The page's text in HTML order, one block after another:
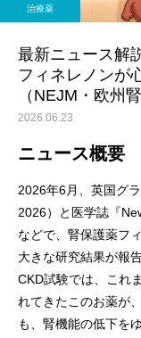
治療薬
最新ニュース解
フィネレノンが
（NEJM・欧州
2026.06.23
ニュース概要
2026年6月、英国グ
2026）と医学誌『
などで、腎保護薬フ
大きな研究結果が報
CKD試験では、これ
れてきたこのお薬が、
も、腎機能の低下を